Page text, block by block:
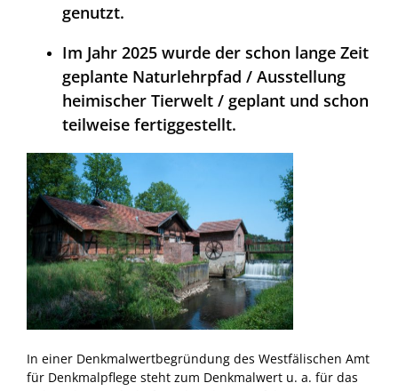
genutzt.
Im Jahr 2025 wurde der schon lange Zeit
geplante Naturlehrpfad / Ausstellung
heimischer Tierwelt / geplant und schon
teilweise fertiggestellt.
In einer Denkmalwertbegründung des Westfälischen Amt
für Denkmalpflege steht zum Denkmalwert u. a. für das